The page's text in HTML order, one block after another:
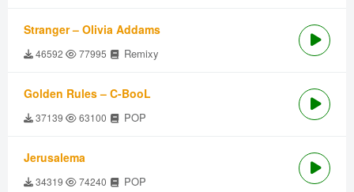
Stranger – Olivia Addams
46592 77995 Remixy
Golden Rules – C-BooL
37139 63100 POP
Jerusalema
34319 74240 POP